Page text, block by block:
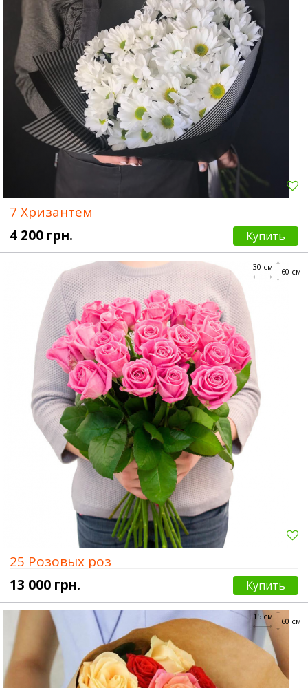
7 Хризантем
4 200 грн.
Купить
60 см
30 см
25 Розовых роз
13 000 грн.
Купить
60 см
15 см